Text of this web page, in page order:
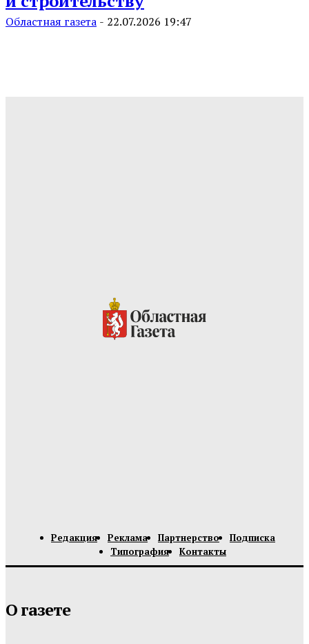
Областная газета - 22.07.2026 19:47
Редакция Реклама Партнерство
Подписка
Типография
Контакты
О газете